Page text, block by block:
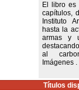
El libro es
capítulos,
Instituto
hasta la
armas y
al
Imágenes
Títulos